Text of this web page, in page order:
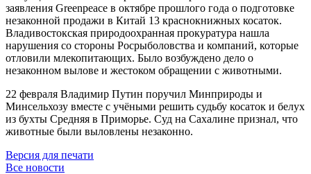
заявления Greenpeace в октябре прошлого года о подготовке
незаконной продажи в Китай 13 краснокнижных косаток.
Владивостокская природоохранная прокуратура нашла
нарушения со стороны Росрыболовства и компаний, которые
отловили млекопитающих. Было возбуждено дело о
незаконном вылове и жестоком обращении с животными.
22 февраля Владимир Путин поручил Минприроды и
Минсельхозу вместе с учёными решить судьбу косаток и белух
из бухты Средняя в Приморье. Суд на Сахалине признал, что
животные были выловлены незаконно.
Версия для печати
Все новости